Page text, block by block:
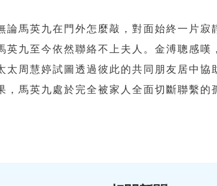
論馬英九在門外怎麼敲，對面始終一片寂
英九至今依然聯絡不上夫人。金溥聰感嘆
太周慧婷試圖透過彼此的共同朋友居中協
，馬英九處於完全被家人全面切斷聯繫的